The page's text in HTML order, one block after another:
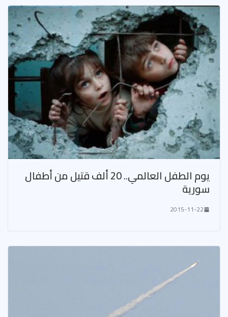
يوم الطفل العالمي.. 20 ألف قتيل من أطفال
سورية
2015-11-22